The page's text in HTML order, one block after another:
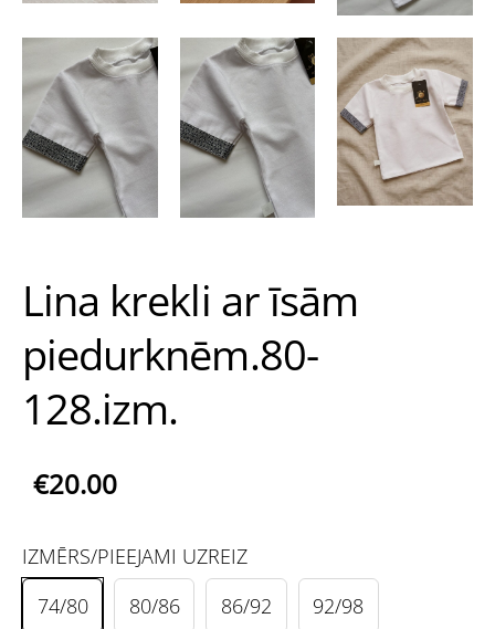
Lina krekli ar īsām
piedurknēm.80-
128.izm.
€20.00
IZMĒRS/PIEEJAMI UZREIZ
74/80
80/86 86/92 92/98